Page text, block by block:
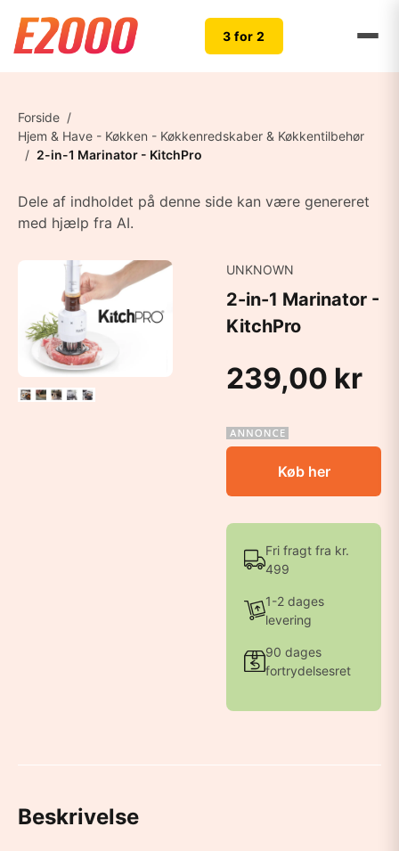
3 for 2
Forside /
Hjem & Have - Køkken - Køkkenredskaber & Køkkentilbehør
/ 2-in-1 Marinator - KitchPro
Dele af indholdet på denne side kan være genereret
med hjælp fra AI.
UNKNOWN
2-in-1 Marinator -
KitchPro
239,00 kr
Køb her
Fri fragt fra kr.
499
1-2 dages
levering
90 dages
fortrydelsesret
Beskrivelse